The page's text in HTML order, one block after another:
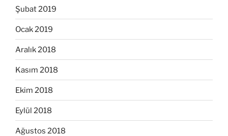
Şubat 2019
Ocak 2019
Aralık 2018
Kasım 2018
Ekim 2018
Eylül 2018
Ağustos 2018